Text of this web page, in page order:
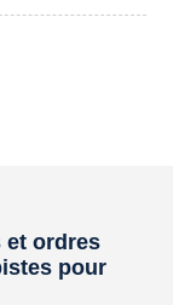
ordres
pour